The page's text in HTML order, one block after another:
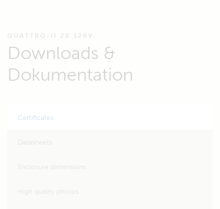
QUATTRO-II 2X 120V
Downloads &
Dokumentation
Certificates